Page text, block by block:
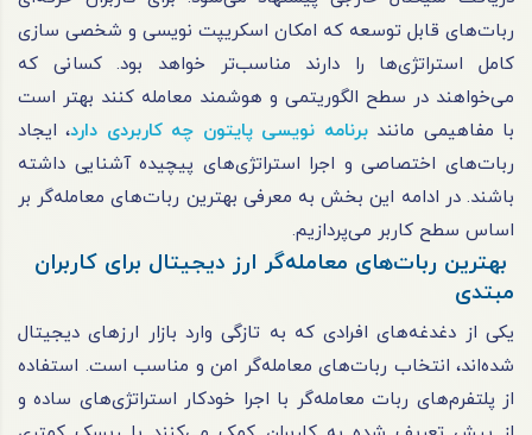
ربات‌های قابل توسعه که امکان اسکریپت نویسی و شخصی سازی
کامل استراتژی‌ها را دارند مناسب‌تر خواهد بود. کسانی که
می‌خواهند در سطح الگوریتمی و هوشمند معامله کنند بهتر است
با مفاهیمی مانندبرنامه نویسی پایتون چه کاربردی دارد، ایجاد
ربات‌های اختصاصی و اجرا استراتژی‌های پیچیده آشنایی داشته
باشند. در ادامه این بخش به معرفی بهترین ربات‌های معامله‌گر بر
اساس سطح کاربر می‌پردازیم.
بهترین ربات‌های معامله‌گر ارز دیجیتال برای کاربران
مبتدی
یکی از دغدغه‌های افرادی که به تازگی وارد بازار ارزهای دیجیتال
شده‌اند، انتخاب ربات‌های معامله‌گر امن و مناسب است. استفاده
از پلتفرم‌های ربات معامله‌گر با اجرا خودکار استراتژی‌های ساده و